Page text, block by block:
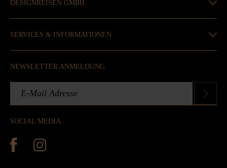
DESIGNREISEN GMBH
SERVICES & INFORMATIONEN
SOCIAL MEDIA
NEWSLETTER ANMELDUNG